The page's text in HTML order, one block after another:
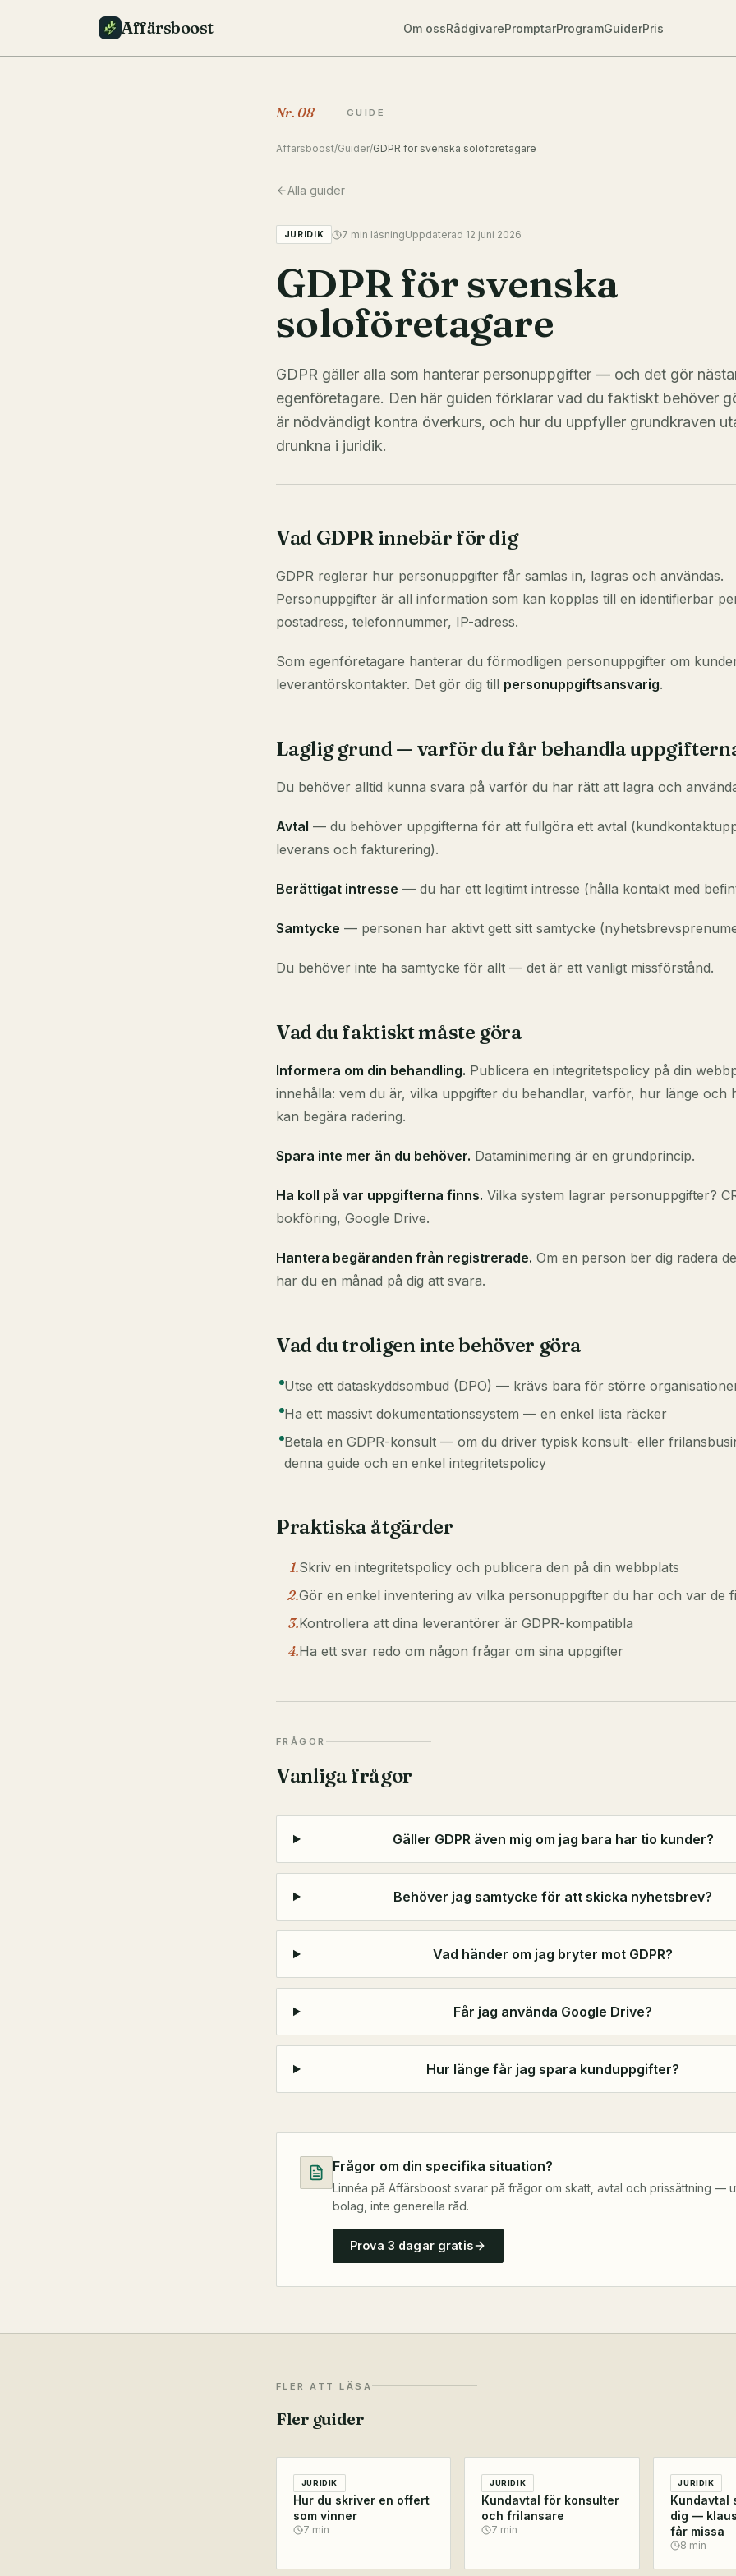
Affärsboost Om ossRådgivarePromptarProgramGuiderPris
Nr. 08 GUIDE
Affärsboost/Guider/GDPR för svenska soloföretagare
Alla guider
JURIDIK 7 min läsningUppdaterad 12 juni 2026
GDPR för svenska
soloföretagare
GDPR gäller alla som hanterar personuppgifter — och det gör
egenföretagare. Den här guiden förklarar vad du faktiskt behöver
är nödvändigt kontra överkurs, och hur du uppfyller grundkraven
drunkna i juridik.
Vad GDPR innebär för dig
GDPR reglerar hur personuppgifter får samlas in, lagras och användas.
Personuppgifter är all information som kan kopplas till en identifierbar
postadress, telefonnummer, IP-adress.
Som egenföretagare hanterar du förmodligen personuppgifter om
leverantörskontakter. Det gör dig till personuppgiftsansvarig.
Laglig grund — varför du får behandla
Du behöver alltid kunna svara på varför du har rätt att lagra och
Avtal — du behöver uppgifterna för att fullgöra ett avtal
leverans och fakturering).
Berättigat intresse — du har ett legitimt intresse (hålla kontakt med
Samtycke — personen har aktivt gett sitt samtycke
Du behöver inte ha samtycke för allt — det är ett vanligt missförstånd.
Vad du faktiskt måste göra
Informera om din behandling. Publicera en integritetspolicy på din
innehålla: vem du är, vilka uppgifter du behandlar, varför, hur länge och
kan begära radering.
Spara inte mer än du behöver. Dataminimering är en grundprincip.
Ha koll på var uppgifterna finns. Vilka system lagrar personuppgifter?
bokföring, Google Drive.
Hantera begäranden från registrerade. Om en person ber dig radera
har du en månad på dig att svara.
Vad du troligen inte behöver göra
Utse ett dataskyddsombud (DPO) — krävs bara för större
Ha ett massivt dokumentationssystem — en enkel lista räcker
Betala en GDPR-konsult — om du driver typisk konsult- eller
denna guide och en enkel integritetspolicy
Praktiska åtgärder
1.Skriv en integritetspolicy och publicera den på din webbplats
2.Gör en enkel inventering av vilka personuppgifter du har och var de
3.Kontrollera att dina leverantörer är GDPR-kompatibla
4.Ha ett svar redo om någon frågar om sina uppgifter
FRÅGOR
Vanliga frågor
Gäller GDPR även mig om jag bara har tio kunder?
Behöver jag samtycke för att skicka nyhetsbrev?
Vad händer om jag bryter mot GDPR?
Får jag använda Google Drive?
Hur länge får jag spara kunduppgifter?
Frågor om din specifika situation?
Linnéa på Affärsboost svarar på frågor om skatt, avtal och prissättning —
bolag, inte generella råd.
Prova 3 dagar gratis
FLER ATT LÄSA
Fler guider
JURIDIK
Hur du skriver en offert
som vinner
7 min
JURIDIK
Kundavtal för konsulter
och frilansare
7 min
JURIDIK
Kundavtal
dig —
får missa
8 min